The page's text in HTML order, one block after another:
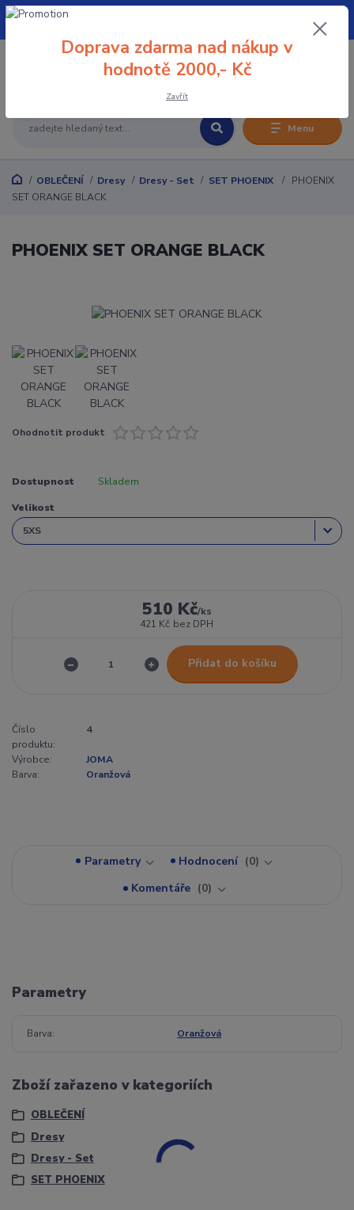
Menu
+420 608 032 114
OBLEČENÍ Dresy Dresy - Set SET PHOENIX
PHOENIX
SET ORANGE BLACK
PHOENIX SET ORANGE BLACK
Ohodnotit produkt
Dostupnost Skladem
Velikost
510 Kč/ks
421 Kč bez DPH
Přidat do košíku
Číslo
produktu:
4
Výrobce:
JOMA
Barva:
Oranžová
Parametry Hodnocení
0
Komentáře
0
Parametry
Barva Oranžová
Zboží zařazeno v kategoriích
OBLEČENÍ
Dresy
Dresy - Set
SET PHOENIX
Doprava zdarma nad nákup v
hodnotě 2000,- Kč
Zavřít